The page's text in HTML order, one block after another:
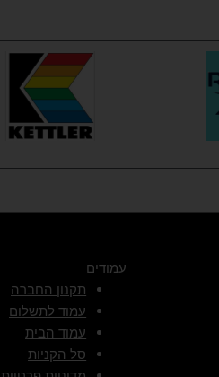
עמודים
תקנון החברה
עמוד לתשלום
עמוד הבית
סל הקניות